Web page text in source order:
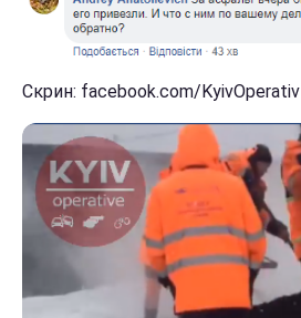
Скрин: facebook.com/KyivOperativ